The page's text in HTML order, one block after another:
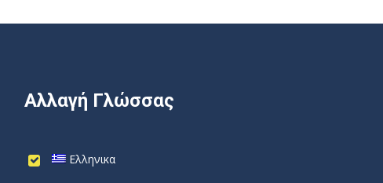
Αλλαγή Γλώσσας
Ελληνικα